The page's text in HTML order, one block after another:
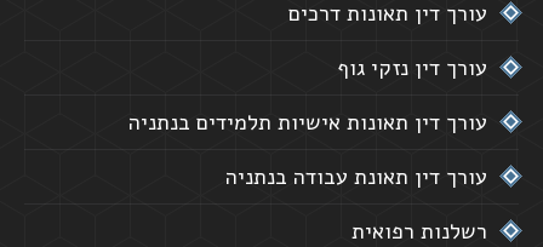
עורך דין תאונות דרכים
עורך דין נזקי גוף
עורך דין תאונות אישיות תלמידים בנתניה
עורך דין תאונת עבודה בנתניה
רשלנות רפואית